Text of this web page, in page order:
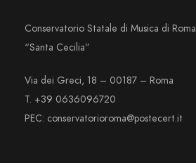
Conservatorio Statale di Musica di Roma
“Santa Cecilia”
Via dei Greci, 18 – 00187 – Roma
T. +39 0636096720
PEC: conservatorioroma@postecert.it